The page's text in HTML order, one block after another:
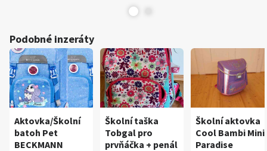
Podobné inzeráty
Aktovka/Školní
batoh Pet
BECKMANN
Školní taška
Tobgal pro
prvňáčka + penál
Školní aktovka
Cool Bambi Mini
Paradise